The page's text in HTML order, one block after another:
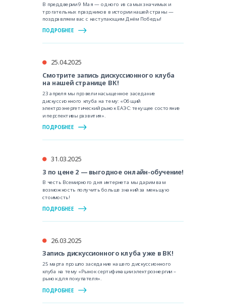
В преддверии 9 Мая — одного из самых значимых и
трогательных праздников в истории нашей страны —
поздравляем вас с наступающим Днём Победы!
ПОДРОБНЕЕ
25.04.2025
Смотрите запись дискуссионного клуба
на нашей странице ВК!
23 апреля мы провели насыщенное заседание
дискуссионного клуба на тему: «Общий
электроэнергетический рынок ЕАЭС: текущее состояние
и перспективы развития».
ПОДРОБНЕЕ
31.03.2025
3 по цене 2 — выгодное онлайн-обучение!
В честь Всемирного дня интернета мы дарим вам
возможность получить больше знаний за меньшую
стоимость!
ПОДРОБНЕЕ
26.03.2025
Запись дискуссионного клуба уже в ВК!
25 марта прошло заседание нашего дискуссионного
клуба на тему «Рынок сертификации электроэнергии –
рынок для покупателя».
ПОДРОБНЕЕ